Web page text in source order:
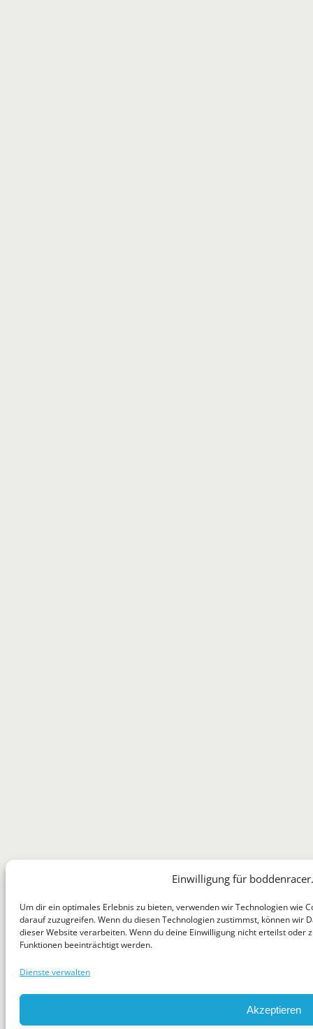
Einwilligung für
Um dir ein optimales Erlebnis zu bieten, verwenden wir Technologien wie
darauf zuzugreifen. Wenn du diesen Technologien zustimmst, können wir
dieser Website verarbeiten. Wenn du deine Einwilligung nicht erteilst oder
Funktionen beeinträchtigt werden.
Dienste verwalten
Akzeptieren